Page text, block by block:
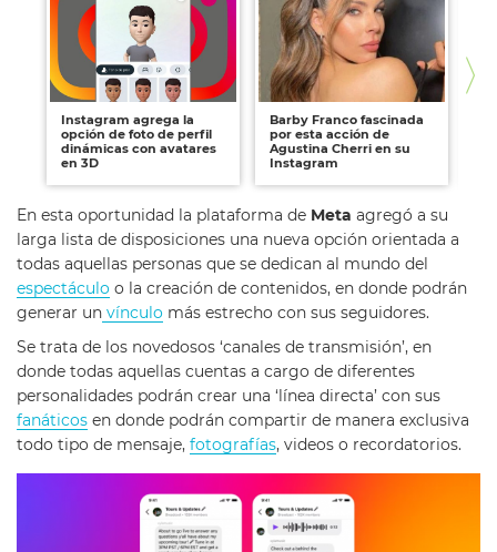
Instagram agrega la
opción de foto de perfil
dinámicas con avatares
en 3D
Barby Franco fascinada
por esta acción de
Agustina Cherri en su
Instagram
En esta oportunidad la plataforma de Meta agregó a su
larga lista de disposiciones una nueva opción orientada a
todas aquellas personas que se dedican al mundo del
espectáculo o la creación de contenidos, en donde podrán
generar un vínculo más estrecho con sus seguidores.
Se trata de los novedosos ‘canales de transmisión’, en
donde todas aquellas cuentas a cargo de diferentes
personalidades podrán crear una ‘línea directa’ con sus
fanáticos en donde podrán compartir de manera exclusiva
todo tipo de mensaje, fotografías, videos o recordatorios.